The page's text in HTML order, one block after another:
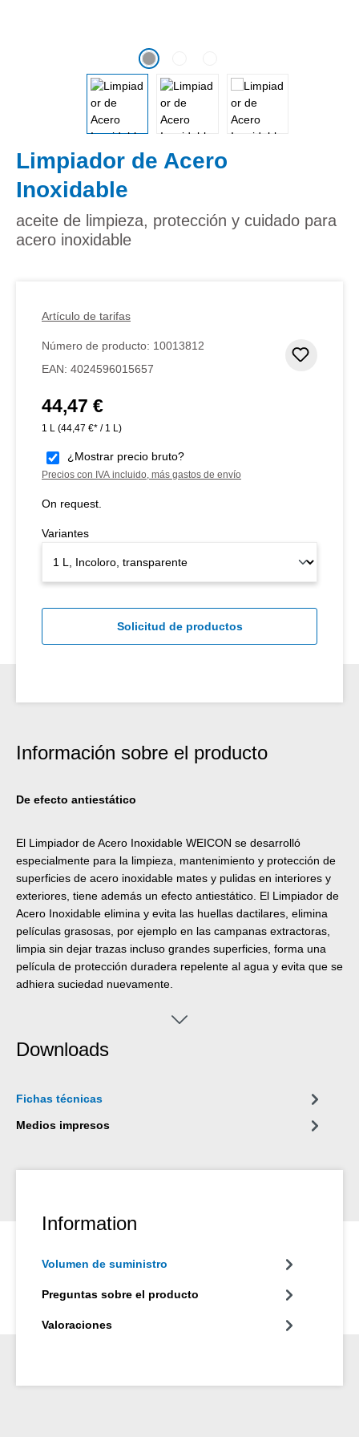
Limpiador de Acero
Inoxidable
aceite de limpieza, protección y cuidado para
acero inoxidable
Artículo de tarifas
Número de producto: 10013812
EAN: 4024596015657
Precio normal:
44,47 €
1 L (44,47 €* / 1 L)
¿Mostrar precio bruto?
Precios con IVA incluido, más gastos de envío
On request.
Variantes
Solicitud de productos
Información sobre el producto
De efecto antiestático
El Limpiador de Acero Inoxidable WEICON se desarrolló
especialmente para la limpieza, mantenimiento y protección de
superficies de acero inoxidable mates y pulidas en interiores y
exteriores, tiene además un efecto antiestático. El Limpiador de
Acero Inoxidable elimina y evita las huellas dactilares, elimina
películas grasosas, por ejemplo en las campanas extractoras,
limpia sin dejar trazas incluso grandes superficies, forma una
película de protección duradera repelente al agua y evita que se
adhiera suciedad nuevamente.
Downloads
Fichas técnicas
Medios impresos
Information
Volumen de suministro
Preguntas sobre el producto
Valoraciones